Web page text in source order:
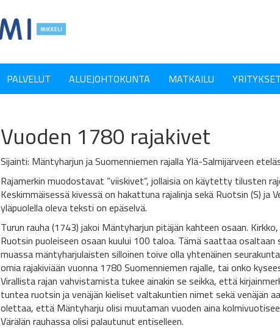
PALVELUT ALUEJOHTOKUNTA MATKAILU YRITYKSET
Vuoden 1780 rajakivet
Sijainti: Mäntyharjun ja Suomenniemen rajalla Ylä-Salmijärveen
Rajamerkin muodostavat ”viiskivet”, jollaisia on käytetty tilusten
Keskimmäisessä kivessä on hakattuna rajalinja sekä Ruotsin (S) ja
yläpuolella oleva teksti on epäselvä.
Turun rauha (1743) jakoi Mäntyharjun pitäjän kahteen osaan.
Ruotsin puoleiseen osaan kuului 100 taloa. Tämä saattaa
muassa mäntyharjulaisten silloinen toive olla yhtenäinen
omia rajakiviään vuonna 1780 Suomenniemen rajalle, tai onko
Virallista rajan vahvistamista tukee ainakin se seikka, että
tuntea ruotsin ja venäjän kieliset valtakuntien nimet sekä venäjän
olettaa, että Mäntyharju olisi muutaman vuoden aina
Värälän rauhassa olisi palautunut entiselleen.